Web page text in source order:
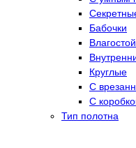
Бабочки
Круглые
С
С
Тип полотна